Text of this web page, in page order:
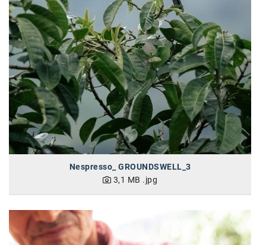
Kontakt
Nespresso_ GROUNDSWELL_3
3,1 MB .jpg